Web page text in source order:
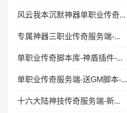
风云我本沉默神器单职业传奇...
专属神器三职业传奇服务端-...
单职业传奇脚本库-神盾插件-...
单职业传奇服务端-送GM脚本-...
十六大陆神技传奇服务端-新...